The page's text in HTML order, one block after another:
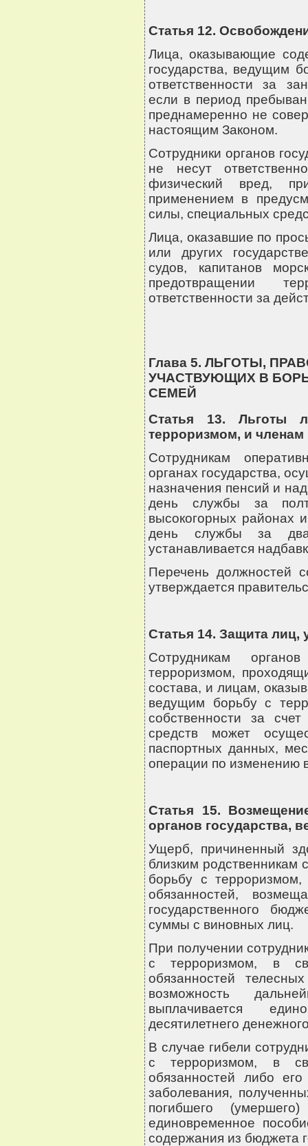
Статья 12.
Лица, оказывающие
государства, ведущим
ответственности за
если в период
преднамеренно не
настоящим Законом.
Сотрудники органов
не несут
физический вред,
применением в
силы, специальных
Лица, оказавшие по
или других
судов, капитанов
предотвращении
ответственности за
Глава 5. ЛЬГОТЫ,
УЧАСТВУЮЩИХ В
СЕМЕЙ
Статья 13. Льготы
терроризмом, и членам
Сотрудникам
органах государства,
назначения пенсий и
день службы за
высокогорных районах
день службы за
устанавливается
Перечень должностей
утверждается
Статья 14. Защита
Сотрудникам
терроризмом,
состава, и лицам,
ведущим борьбу с
собственности за
средств может
паспортных данных,
операции по изменению
Статья 15.
органов государства,
Ущерб, причиненный
близким родственникам
борьбу с
обязанностей,
государственного
суммы с виновных лиц.
При получении
с терроризмом, в
обязанностей
возможность
выплачивается
десятилетнего
В случае гибели
с терроризмом, в
обязанностей либо
заболевания,
погибшего
единовременное
содержания из бюджета